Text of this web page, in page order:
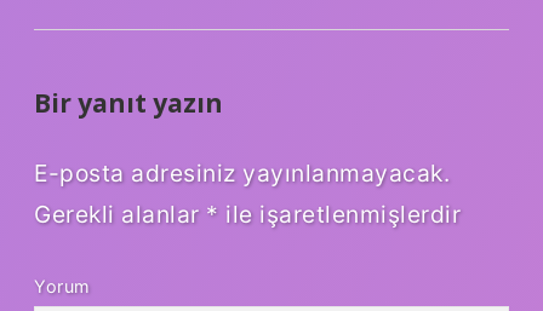
Bir yanıt yazın
E-posta adresiniz yayınlanmayacak.
Gerekli alanlar * ile işaretlenmişlerdir
Yorum